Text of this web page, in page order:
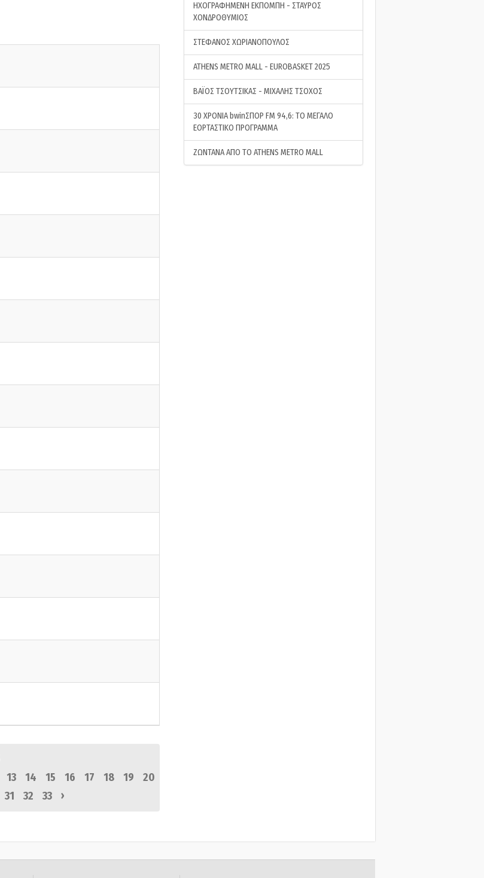
13 14 15 16 17 18 19
20
31 32 33 ›
ΗΧΟΓΡΑΦΗΜΕΝΗ ΕΚΠΟΜΠΗ - ΣΤΑΥΡΟΣ
ΧΟΝΔΡΟΘΥΜΙΟΣ
ΣΤΕΦΑΝΟΣ ΧΩΡΙΑΝΟΠΟΥΛΟΣ
ATHENS METRO MALL - EUROBASKET 2025
ΒΑΪΟΣ ΤΣΟΥΤΣΙΚΑΣ - ΜΙΧΑΛΗΣ ΤΣΟΧΟΣ
30 ΧΡΟΝΙΑ bwinΣΠΟΡ FM 94,6: ΤΟ ΜΕΓΑΛΟ
ΕΟΡΤΑΣΤΙΚΟ ΠΡΟΓΡΑΜΜΑ
ΖΩΝΤΑΝΑ ΑΠΟ ΤΟ ATHENS METRO MALL